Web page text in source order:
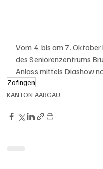
Vom 4. bis am 7.
des Seniorenzentrums
Anlass mittels Diashow
Zofingen
KANTON AARGAU